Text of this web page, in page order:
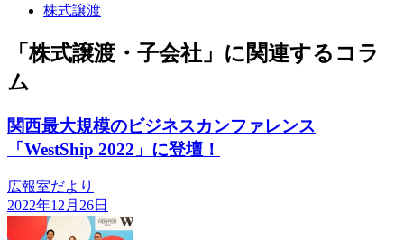
株式譲渡
「株式譲渡・子会社」に関連するコラ
ム
関西最大規模のビジネスカンファレンス
「WestShip 2022」に登壇！
広報室だより
2022年12月26日